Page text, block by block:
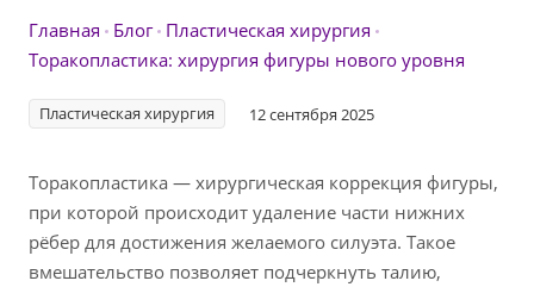
Главная Блог Пластическая хирургия
Торакопластика: хирургия фигуры нового уровня
Пластическая хирургия 12 сентября 2025
Торакопластика — хирургическая коррекция фигуры,
при которой происходит удаление части нижних
рёбер для достижения желаемого силуэта. Такое
вмешательство позволяет подчеркнуть талию,